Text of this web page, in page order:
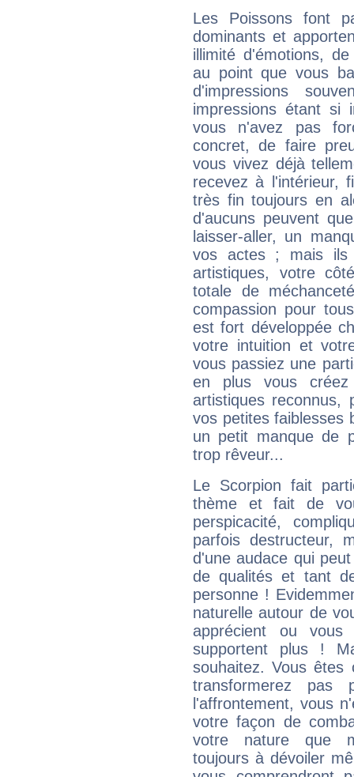
Les Poissons font
dominants et
illimité d'émotions,
au point que vous
d'impressions
impressions étant si
vous n'avez pas
concret, de faire
vous vivez déjà
recevez à l'intérieur,
très fin toujours en
d'aucuns peuvent
laisser-aller, un
vos actes ; mais ils
artistiques, votre
totale de
compassion pour
est fort développée
votre intuition et
vous passiez une
en plus vous
artistiques reconnus,
vos petites faiblesses
un petit manque de
trop rêveur...
Le Scorpion fait
thème et fait de
perspicacité,
parfois destructeur,
d'une audace qui
de qualités et tant
personne !
naturelle autour de
apprécient ou
supportent plus !
souhaitez. Vous
transformerez
l'affrontement, vous
votre façon de
votre nature que
toujours à dévoiler